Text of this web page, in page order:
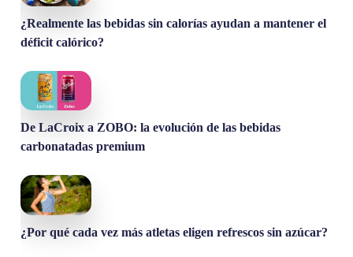
¿Realmente las bebidas sin calorías ayudan a mantener el
déficit calórico?
De LaCroix a ZOBO: la evolución de las bebidas
carbonatadas premium
¿Por qué cada vez más atletas eligen refrescos sin azúcar?